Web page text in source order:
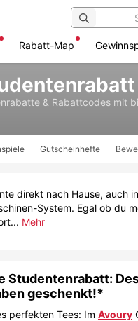
Rabatt-Map
& Rabattcodes mit
Gutscheinhefte
direkt nach Hause, auch
System. Egal ob du
Mehr
Studentenrabatt:
geschenkt!*
perfekten Tees: Im Avoury